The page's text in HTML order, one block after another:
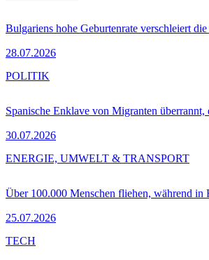
Bulgariens hohe Geburtenrate verschleiert
28.07.2026
Spanische Enklave von Migranten überrannt,
30.07.2026
POLITIK
Über 100.000 Menschen fliehen, während in
25.07.2026
ENERGIE, UMWELT & TRANSPORT
TECH